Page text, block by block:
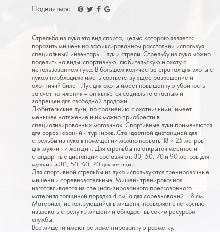
Поделиться:
Стрельба из лука это вид спорта, целью которого является
поразить мишень на зафиксированном расстоянии используя
специальный инвентарь – лук и стрелы. Стрельбу из лука можно
поделить на виды: спортивную, любительскую и охоту с
использованием лука. В большом количестве странах для охоты с
луком необходимо иметь соответствующее разрешение и
охотничий билет. Лук для охоты имеет повышенную убойность
за счет натяжения – он является социально опасным и
запрещен для свободной продажи.
Любительские луки, по сравнению с охотничьими, имеет
меньшее натяжение и их можно приобрести в
специализированных магазинах. Спортивные луки применяются
для соревнований и турниров. Стандартной дистанцией для
стрельбы из лука в помещении можно назвать 18 и 25 метров
для мужчин и женщин. Для стрельбы на открытой местности
стандартные дистанции составляют: 30, 50, 70 и 90 метров для
мужчин и 30, 50, 60, 70 для женщин.
Для спортивной стрельбы из лука используются тренировочные
мишени и соревновательные. Мишень тренировочная
изготавливается из специализированного прессованного
материла толщиной порядка 4 см, а для соревнований – 8 см.
Материал, использующийся в мишени, позволяет с легкостью
извлекать стрелу из мишени и обладает высоким ресурсом
службы.
Все мишени имеют регламентированную разметку.